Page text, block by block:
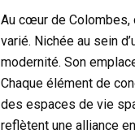
Au cœur de Colombes,
varié. Nichée au sein
modernité. Son
Chaque élément de
des espaces de vie
reflètent une alliance